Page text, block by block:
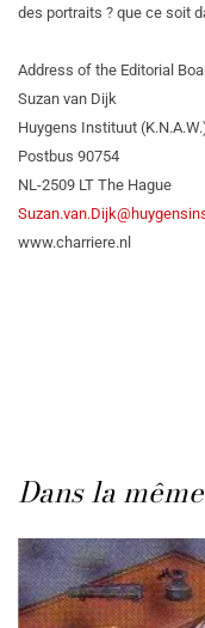
des portraits ? que ce soit
Address of the Editorial
Suzan van Dijk
Huygens Instituut
Postbus 90754
NL-2509 LT The Hague
www.charriere.nl
Dans la